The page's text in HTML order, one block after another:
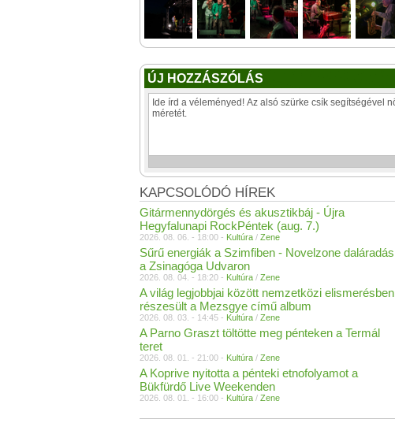
ÚJ HOZZÁSZÓLÁS
KAPCSOLÓDÓ HÍREK
Gitármennydörgés és akusztikbáj - Újra
Hegyfalunapi RockPéntek (aug. 7.)
2026. 08. 06. - 18:00 - Kultúra / Zene
Sűrű energiák a Szimfiben - Novelzone daláradás
a Zsinagóga Udvaron
2026. 08. 04. - 18:20 - Kultúra / Zene
A világ legjobbjai között nemzetközi elismerésben
részesült a Mezsgye című album
2026. 08. 03. - 14:45 - Kultúra / Zene
A Parno Graszt töltötte meg pénteken a Termál
teret
2026. 08. 01. - 21:00 - Kultúra / Zene
A Koprive nyitotta a pénteki etnofolyamot a
Bükfürdő Live Weekenden
2026. 08. 01. - 16:00 - Kultúra / Zene